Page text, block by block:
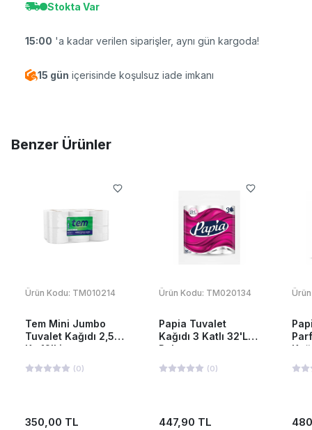
Stokta Var
15:00 'a kadar verilen siparişler, aynı gün kargoda!
15 gün içerisinde koşulsuz iade imkanı
Benzer Ürünler
Ürün Kodu: TM010214
Tem Mini Jumbo
Tuvalet Kağıdı 2,5
Kg 12'Li
(0)
350,00 TL
Ürün Kodu: TM020134
Papia Tuvalet
Kağıdı 3 Katlı 32'Li
Paket
(0)
447,90 TL